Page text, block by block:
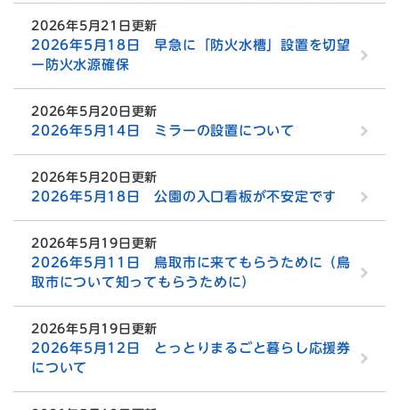
2026年5月21日更新
2026年5月18日 早急に「防火水槽」設置を切望
ー防火水源確保
2026年5月20日更新
2026年5月14日 ミラーの設置について
2026年5月20日更新
2026年5月18日 公園の入口看板が不安定です
2026年5月19日更新
2026年5月11日 鳥取市に来てもらうために（鳥
取市について知ってもらうために）
2026年5月19日更新
2026年5月12日 とっとりまるごと暮らし応援券
について